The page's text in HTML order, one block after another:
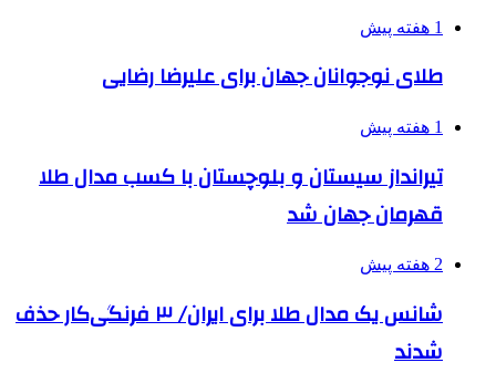
1 هفته پیش
طلای نوجوانان جهان برای علیرضا رضایی
1 هفته پیش
تیرانداز سیستان و بلوچستان با کسب مدال طلا
قهرمان جهان شد
2 هفته پیش
شانس یک مدال طلا برای ایران/ ۳ فرنگی‌کار حذف
شدند